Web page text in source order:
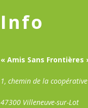
Info
« Amis Sans Frontières
1, chemin de la coopérative
47300 Villeneuve-sur-Lot